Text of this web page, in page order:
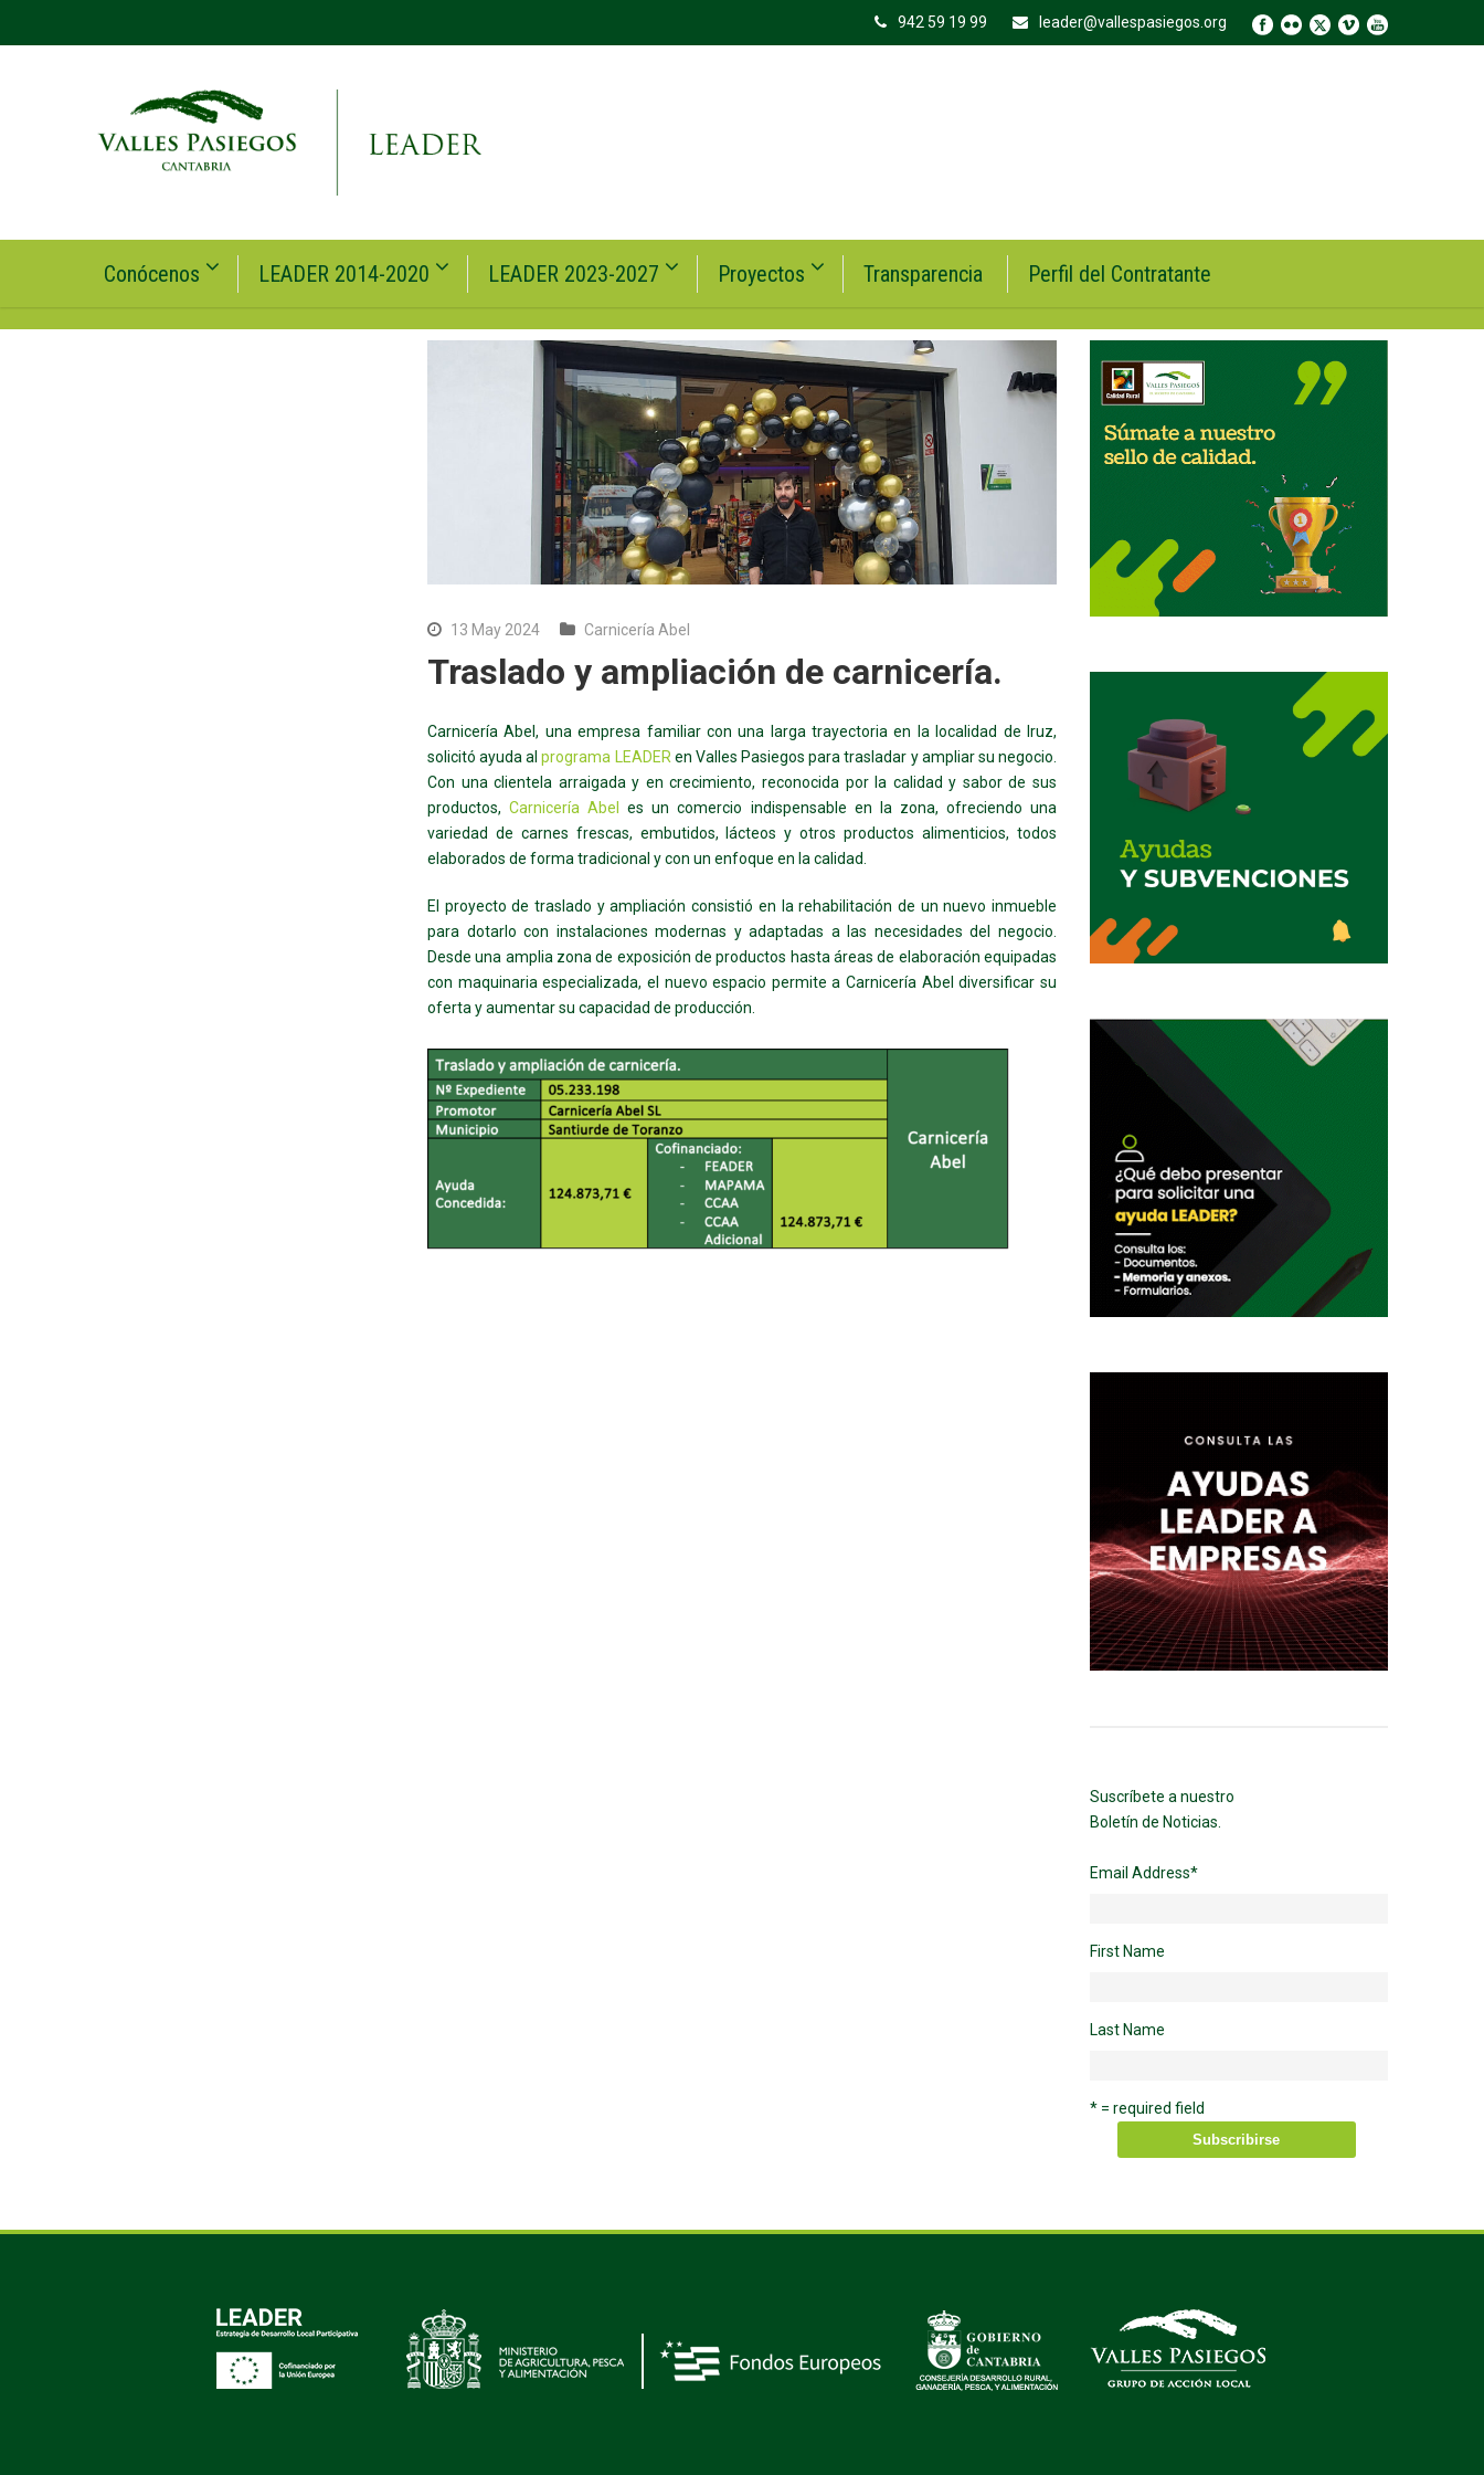
942 59 19 99 leader@vallespasiegos.org
Conócenos LEADER 2014-2020 LEADER 2023-2027 Proyectos Transparencia Perfil del Contratante
13 May 2024 Carnicería Abel
Traslado y ampliación de carnicería.
Carnicería Abel, una empresa familiar con una larga trayectoria en la localidad de Iruz,
solicitó ayuda alprograma LEADERen Valles Pasiegos para trasladar y ampliar su negocio.
Con una clientela arraigada y en crecimiento, reconocida por la calidad y sabor de sus
productos,Carnicería Abel
es un comercio indispensable en la zona, ofreciendo una
variedad de carnes frescas, embutidos, lácteos y otros productos alimenticios, todos
elaborados de forma tradicional y con un enfoque en la calidad.
El proyecto de traslado y ampliación consistió en la rehabilitación de un nuevo inmueble
para dotarlo con instalaciones modernas y adaptadas a las necesidades del negocio.
Desde una amplia zona de exposición de productos hasta áreas de elaboración equipadas
con maquinaria especializada, el nuevo espacio permite a Carnicería Abel diversificar su
oferta y aumentar su capacidad de producción.
Suscríbete a nuestro
Boletín de Noticias.
Email Address*
First Name
Last Name
* = required field